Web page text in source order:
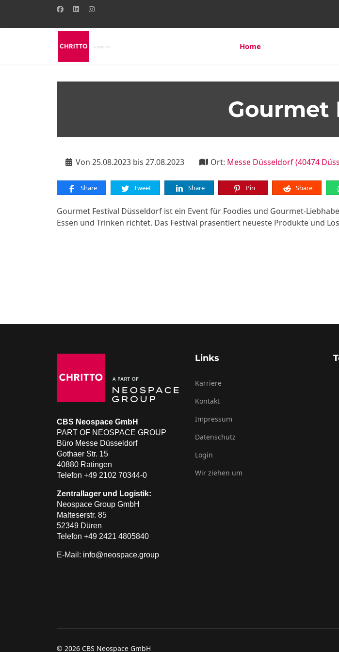
Home
Gourmet
Von 25.08.2023 bis 27.08.2023 Ort: Messe Düsseldorf (40474
Share Tweet Share Pin Share
Gourmet Festival Düsseldorf ist ein Event für Foodies und Gourmet-
Essen und Trinken richtet. Das Festival präsentiert neueste Produkte und
CBS Neospace GmbH
PART OF NEOSPACE GROUP
Büro Messe Düsseldorf
Gothaer Str. 15
40880 Ratingen
Telefon +49 2102 70344-0
Zentrallager und Logistik:
Neospace Group GmbH
Malteserstr. 85
52349 Düren
Telefon +49 2421 4805840
E-Mail: info@neospace.group
Links
Karriere
Kontakt
Impressum
Datenschutz
Login
Wir ziehen um
© 2026 CBS Neospace GmbH